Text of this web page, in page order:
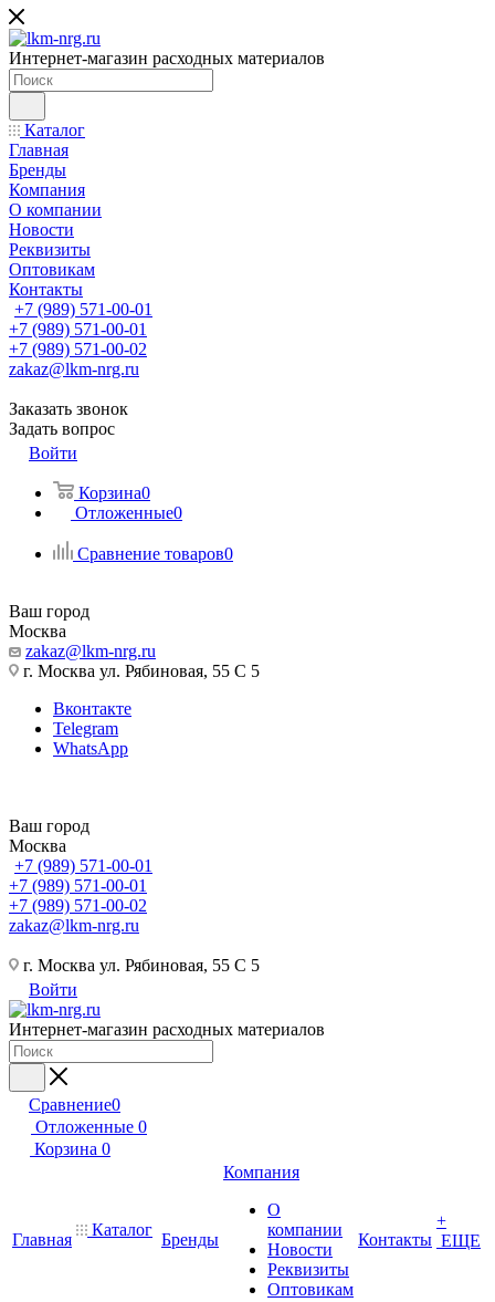
Интернет-магазин расходных материалов
Каталог
Главная
Бренды
Компания
О компании
Новости
Реквизиты
Оптовикам
Контакты
+7 (989) 571-00-01
+7 (989) 571-00-01
+7 (989) 571-00-02
zakaz@lkm-nrg.ru
Заказать звонок
Задать вопрос
Войти
Корзина0
Отложенные0
Сравнение товаров0
Ваш город
Москва
zakaz@lkm-nrg.ru
г. Москва ул. Рябиновая, 55 С 5
Вконтакте
Telegram
WhatsApp
Ваш город
Москва
+7 (989) 571-00-01
+7 (989) 571-00-01
+7 (989) 571-00-02
zakaz@lkm-nrg.ru
г. Москва ул. Рябиновая, 55 С 5
Войти
Интернет-магазин расходных материалов
Сравнение0
Отложенные 0
Корзина 0
Главная
Каталог
Бренды
Компания
О
компании
Новости
Реквизиты
Оптовикам
Контакты
+
ЕЩЕ